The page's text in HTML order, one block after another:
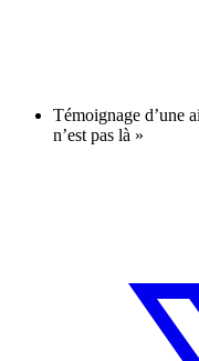
Témoignage d’une
n’est pas là »